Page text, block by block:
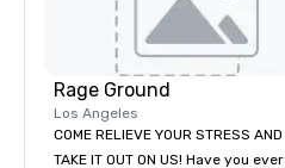
Rage Ground
Los Angeles
COME RELIEVE YOUR STRESS AND
TAKE IT OUT ON US! Have you ever